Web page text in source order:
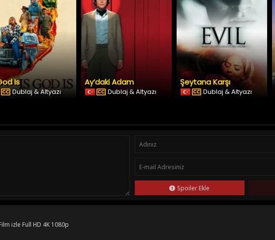
Is
Dublaj & Altyazı
Ay’daki Adam
Dublaj & Altyazı
Şeytana Karşı
Dublaj & Altyazı
Spoiler Ekle
izle Full HD 4K 1080p